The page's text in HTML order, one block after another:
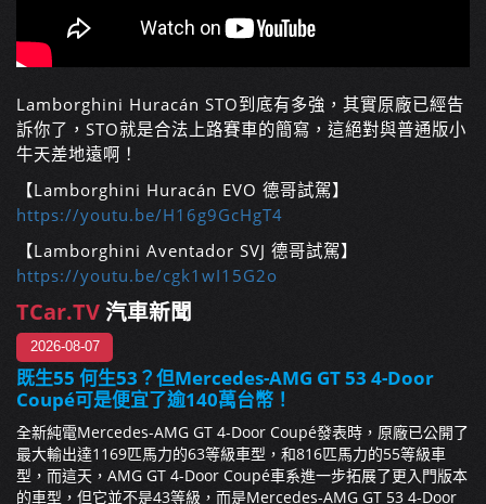
Lamborghini Huracán STO到底有多強，其實原廠已經告
訴你了，STO就是合法上路賽車的簡寫，這絕對與普通版小
牛天差地遠啊！
【Lamborghini Huracán EVO 德哥試駕】
https://youtu.be/H16g9GcHgT4
【Lamborghini Aventador SVJ 德哥試駕】
https://youtu.be/cgk1wI15G2o
TCar.TV汽車新聞
2026-08-07
既生55 何生53？但Mercedes-AMG GT 53 4-Door
Coupé可是便宜了逾140萬台幣！
全新純電Mercedes-AMG GT 4-Door Coupé發表時，原廠已公開了
最大輸出達1169匹馬力的63等級車型，和816匹馬力的55等級車
型，而這天，AMG GT 4-Door Coupé車系進一步拓展了更入門版本
的車型，但它並不是43等級，而是Mercedes-AMG GT 53 4-Door